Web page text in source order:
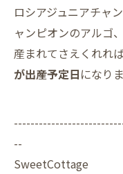
ロシアジュニアチャ
ャンピオンのアルゴ
産まれてさえくれれ
が出産予定日になりま
--
SweetCottage